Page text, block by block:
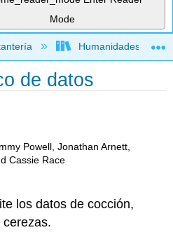
Mode
jerarquía global
Humanidades
de datos
Powell, Jonathan Arnett,
Cassie Race
los datos de cocción,